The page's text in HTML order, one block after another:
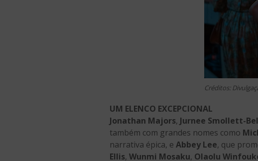
Créditos:
UM ELENCO EXCEPCIONAL
Jonathan Majors, Jurnee Smollett-
também com grandes nomes como
narrativa épica, e Abbey Lee, que
Ellis, Wunmi Mosaku, Olaolu